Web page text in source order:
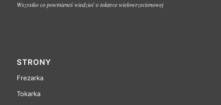
Wszystko co powinieneś wiedzieć o tokarce wielowrzecionowej
STRONY
Frezarka
Tokarka